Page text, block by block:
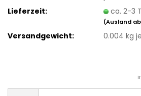
Lieferzeit:
ca. 2-3
(Ausland
Versandgewicht: 0.004 kg